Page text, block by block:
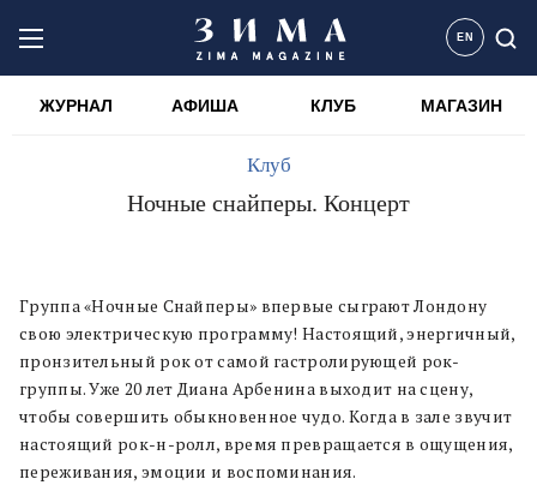
EN
ЖУРНАЛ АФИША КЛУБ МАГАЗИН
Клуб
Ночные снайперы. Концерт
Группа «Ночные Снайперы» впервые сыграют Лондону
свою электрическую программу! Настоящий, энергичный,
пронзительный рок от самой гастролирующей рок-
группы. Уже 20 лет Диана Арбенина выходит на сцену,
чтобы совершить обыкновенное чудо. Когда в зале звучит
настоящий рок-н-ролл, время превращается в ощущения,
переживания, эмоции и воспоминания.